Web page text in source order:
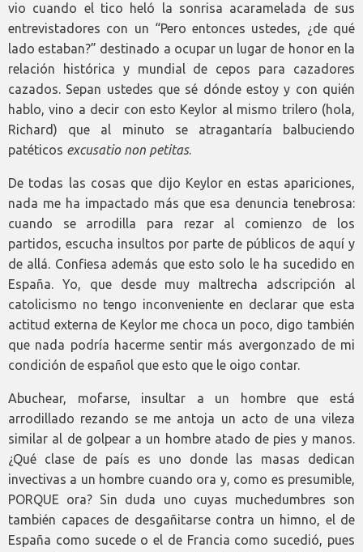
vio cuando el tico heló la sonrisa acaramelada de sus
entrevistadores con un “Pero entonces ustedes, ¿de qué
lado estaban?” destinado a ocupar un lugar de honor en la
relación histórica y mundial de cepos para cazadores
cazados. Sepan ustedes que sé dónde estoy y con quién
hablo, vino a decir con esto Keylor al mismo trilero (hola,
Richard) que al minuto se atragantaría balbuciendo
patéticos excusatio non petitas.
De todas las cosas que dijo Keylor en estas apariciones,
nada me ha impactado más que esa denuncia tenebrosa:
cuando se arrodilla para rezar al comienzo de los
partidos, escucha insultos por parte de públicos de aquí y
de allá. Confiesa además que esto solo le ha sucedido en
España. Yo, que desde muy maltrecha adscripción al
catolicismo no tengo inconveniente en declarar que esta
actitud externa de Keylor me choca un poco, digo también
que nada podría hacerme sentir más avergonzado de mi
condición de español que esto que le oigo contar.
Abuchear, mofarse, insultar a un hombre que está
arrodillado rezando se me antoja un acto de una vileza
similar al de golpear a un hombre atado de pies y manos.
¿Qué clase de país es uno donde las masas dedican
invectivas a un hombre cuando ora y, como es presumible,
PORQUE ora? Sin duda uno cuyas muchedumbres son
también capaces de desgañitarse contra un himno, el de
España como sucede o el de Francia como sucedió, pues